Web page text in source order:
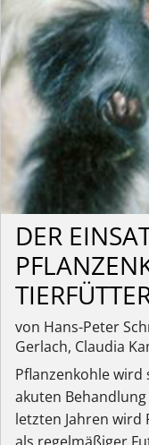
DER
von Hans-Peter
Gerlach, Claudia
Pflanzenkohle
akuten
letzten Jahren